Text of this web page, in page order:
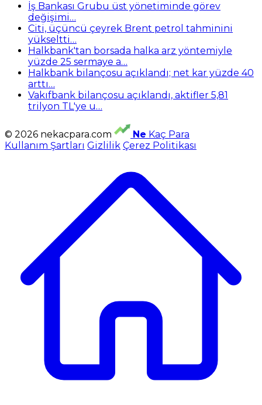
İş Bankası Grubu üst yönetiminde görev
değişimi…
Citi, üçüncü çeyrek Brent petrol tahminini
yükseltti…
Halkbank'tan borsada halka arz yöntemiyle
yüzde 25 sermaye a…
Halkbank bilançosu açıklandı; net kar yüzde 40
arttı…
Vakıfbank bilançosu açıklandı, aktifler 5,81
trilyon TL'ye u…
© 2026 nekacpara.com Ne Kaç Para
Kullanım Şartları Gizlilik Çerez Politikası